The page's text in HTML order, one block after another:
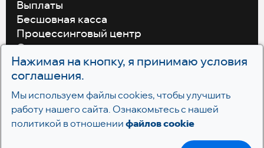
Нажимая на кнопку, я принимаю условия
соглашения.
Мы используем файлы cookies, чтобы улучшить
работу нашего сайта. Ознакомьтесь с нашей
политикой в отношении файлов cookie
Выплаты
Бесшовная касса
Процессинговый центр
Отраслевые решения
Разработчикам
Блог
Контакты